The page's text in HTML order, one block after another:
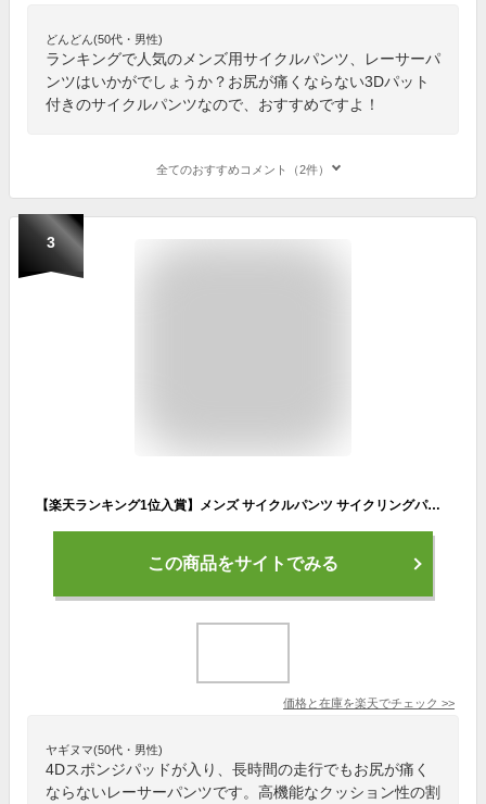
どんどん(50代・男性)
ランキングで人気のメンズ用サイクルパンツ、レーサーパ
ンツはいかがでしょうか？お尻が痛くならない3Dパット
付きのサイクルパンツなので、おすすめですよ！
全てのおすすめコメント（2件）
3
【楽天ランキング1位入賞】メンズ サイクルパンツ サイクリングパンツ 自転車パンツ レーサーパンツ ストレッチ 4Dパッド 夏 バイクパンツ 吸汗速乾 軽量(パープル, Medium)
この商品をサイトでみる
価格と在庫を楽天でチェック >>
ヤギヌマ(50代・男性)
4Dスポンジパッドが入り、長時間の走行でもお尻が痛く
ならないレーサーパンツです。高機能なクッション性の割